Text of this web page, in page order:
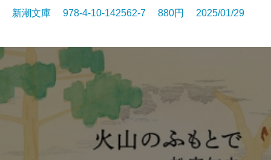
新潮文庫 978-4-10-142562-7 880円 2025/01/29